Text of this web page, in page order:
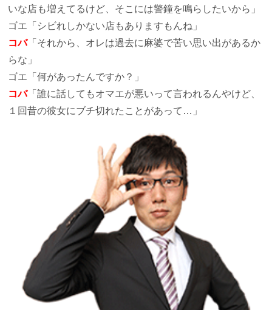
いな店も増えてるけど、そこには警鐘を鳴らしたいから」
ゴエ 「シビれしかない店もありますもんね」
コバ「それから、オレは過去に麻婆で苦い思い出があるか
らな」
ゴエ 「何があったんですか？」
コバ「誰に話してもオマエが悪いって言われるんやけど、
１回昔の彼女にブチ切れたことがあって…」